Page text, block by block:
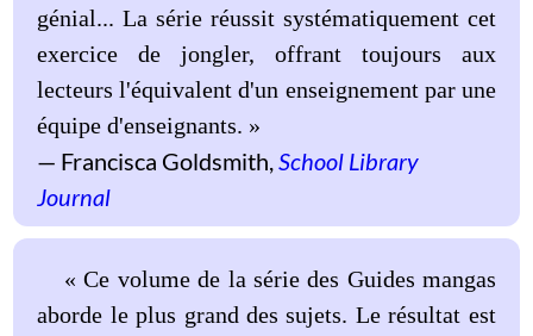
génial... La série réussit systématiquement cet
exercice de jongler, offrant toujours aux
lecteurs l'équivalent d'un enseignement par une
équipe d'enseignants. »
Francisca Goldsmith,School Library
Journal
« Ce volume de la série des Guides mangas
aborde le plus grand des sujets. Le résultat est